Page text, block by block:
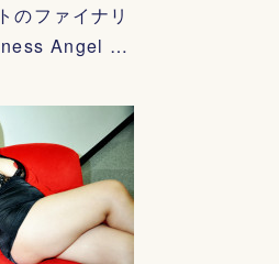
のファイナリ
Angel …